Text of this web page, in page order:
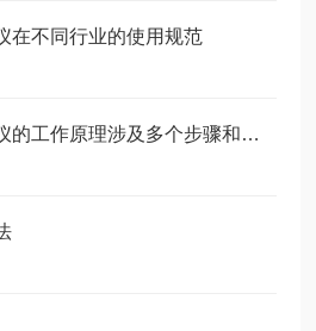
在不同行业的使用规范
高精度直流功率分析仪的工作原理涉及多个步骤和功能